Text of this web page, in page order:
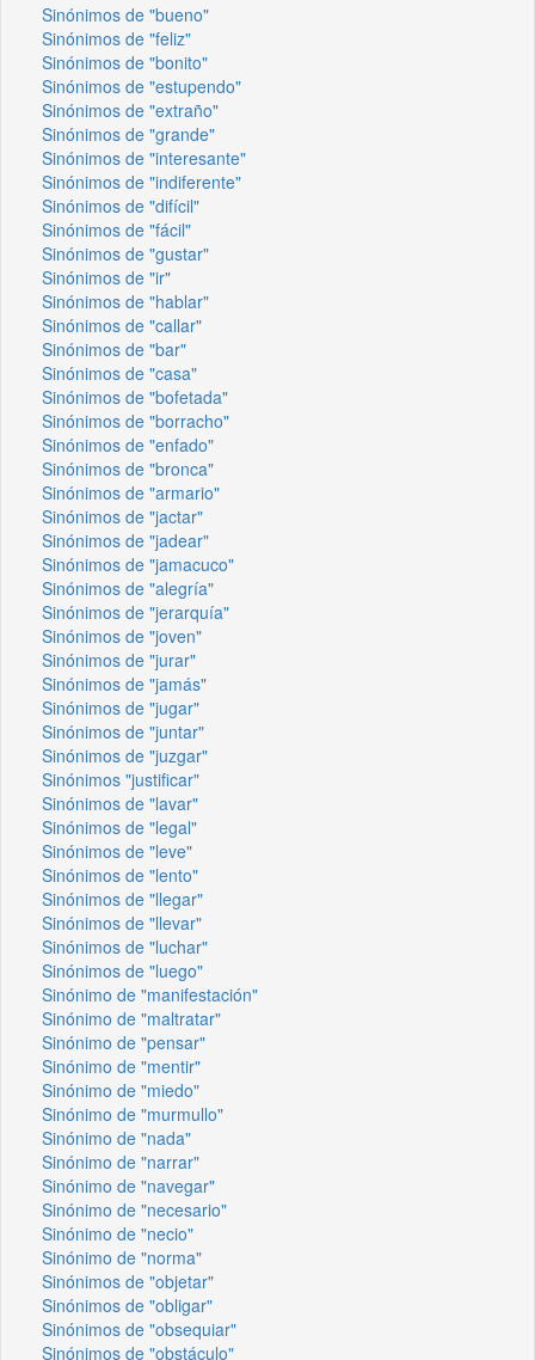
Sinónimos de "bueno"
Sinónimos de "feliz"
Sinónimos de "bonito"
Sinónimos de "estupendo"
Sinónimos de "extraño"
Sinónimos de "grande"
Sinónimos de "interesante"
Sinónimos de "indiferente"
Sinónimos de "difícil"
Sinónimos de "fácil"
Sinónimos de "gustar"
Sinónimos de "ir"
Sinónimos de "hablar"
Sinónimos de "callar"
Sinónimos de "bar"
Sinónimos de "casa"
Sinónimos de "bofetada"
Sinónimos de "borracho"
Sinónimos de "enfado"
Sinónimos de "bronca"
Sinónimos de "armario"
Sinónimos de "jactar"
Sinónimos de "jadear"
Sinónimos de "jamacuco"
Sinónimos de "alegría"
Sinónimos de "jerarquía"
Sinónimos de "joven"
Sinónimos de "jurar"
Sinónimos de "jamás"
Sinónimos de "jugar"
Sinónimos de "juntar"
Sinónimos de "juzgar"
Sinónimos "justificar"
Sinónimos de "lavar"
Sinónimos de "legal"
Sinónimos de "leve"
Sinónimos de "lento"
Sinónimos de "llegar"
Sinónimos de "llevar"
Sinónimos de "luchar"
Sinónimos de "luego"
Sinónimo de "manifestación"
Sinónimo de "maltratar"
Sinónimo de "pensar"
Sinónimo de "mentir"
Sinónimo de "miedo"
Sinónimo de "murmullo"
Sinónimo de "nada"
Sinónimo de "narrar"
Sinónimo de "navegar"
Sinónimo de "necesario"
Sinónimo de "necio"
Sinónimo de "norma"
Sinónimos de "objetar"
Sinónimos de "obligar"
Sinónimos de "obsequiar"
Sinónimos de "obstáculo"